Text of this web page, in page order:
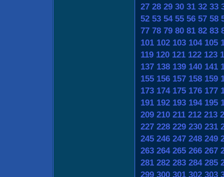
27 28 29 30 31 32 33
52 53 54 55 56 57 58
77 78 79 80 81 82 83
101 102 103 104 105
119 120 121 122 123
137 138 139 140 141
155 156 157 158 159
173 174 175 176 177
191 192 193 194 195
209 210 211 212 213
227 228 229 230 231
245 246 247 248 249
263 264 265 266 267
281 282 283 284 285
299 300 301 302 303